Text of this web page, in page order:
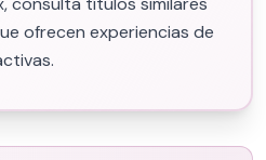
ofrecen experiencias de